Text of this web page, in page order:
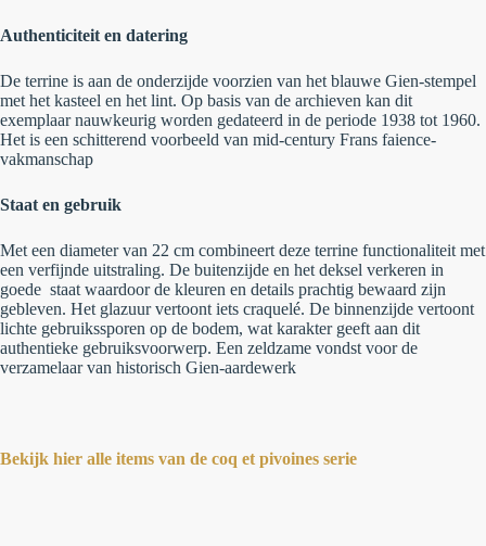
Authenticiteit en datering
De terrine is aan de onderzijde voorzien van het blauwe Gien-stempel
met het kasteel en het lint. Op basis van de archieven kan dit
exemplaar nauwkeurig worden gedateerd in de periode 1938 tot 1960.
Het is een schitterend voorbeeld van mid-century Frans faience-
vakmanschap
Staat en gebruik
Met een diameter van 22 cm combineert deze terrine functionaliteit met
een verfijnde uitstraling. De buitenzijde en het deksel verkeren in
goede staat waardoor de kleuren en details prachtig bewaard zijn
gebleven. Het glazuur vertoont iets craquelé. De binnenzijde vertoont
lichte gebruikssporen op de bodem, wat karakter geeft aan dit
authentieke gebruiksvoorwerp. Een zeldzame vondst voor de
verzamelaar van historisch Gien-aardewerk
Bekijk hier alle items van de coq et pivoines serie